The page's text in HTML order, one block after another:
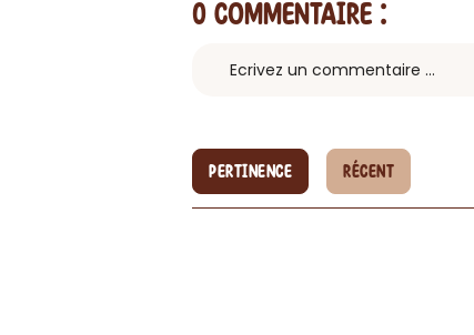
0 Commentaire :
PERTINENCE RÉCENT